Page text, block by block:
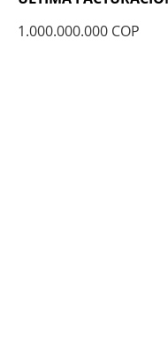
1.000.000.000 COP